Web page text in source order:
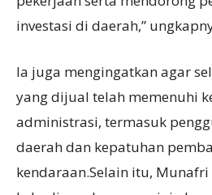
investasi di daerah,”
Ia juga mengingatkan agar
yang dijual telah memenuhi
administrasi, termasuk
daerah dan kepatuhan
kendaraan.Selain itu,